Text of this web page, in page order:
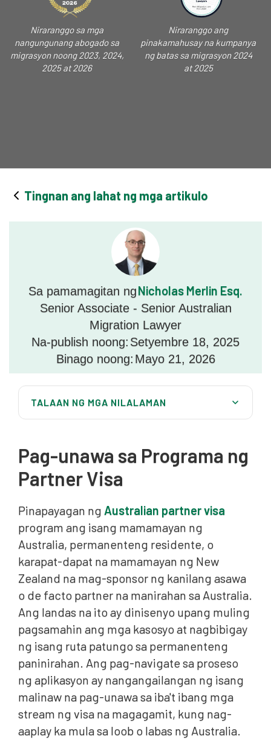
Niraranggo sa mga
nangungunang abogado sa
migrasyon noong 2023, 2024,
2025 at 2026
Niraranggo ang
pinakamahusay na kumpanya
ng batas sa migrasyon 2024
at 2025
Tingnan ang lahat ng mga artikulo
Sa pamamagitan ngNicholas Merlin Esq.
Senior Associate - Senior Australian
Migration Lawyer
Na-publish noong: Setyembre 18, 2025
Binago noong: Mayo 21, 2026
TALAAN NG MGA NILALAMAN
Sponsorship
Kasalukuyang Mga Oras ng Pagproseso at Ano ang
Nakakaapekto sa Mga Ito
Mga Tip sa Application at Mga Susunod na Hakbang
Pangwakas na Kaisipan
Pag-unawa sa Programa ng
Partner Visa
Pinapayagan ng Australian partner visa
program ang isang mamamayan ng
Australia, permanenteng residente, o
karapat-dapat na mamamayan ng New
Zealand na mag-sponsor ng kanilang asawa
o de facto partner na manirahan sa Australia.
Ang landas na ito ay dinisenyo upang muling
pagsamahin ang mga kasosyo at nagbibigay
ng isang ruta patungo sa permanenteng
paninirahan. Ang pag-navigate sa proseso
ng aplikasyon ay nangangailangan ng isang
malinaw na pag-unawa sa iba't ibang mga
stream ng visa na magagamit, kung nag-
aaplay ka mula sa loob o labas ng Australia.